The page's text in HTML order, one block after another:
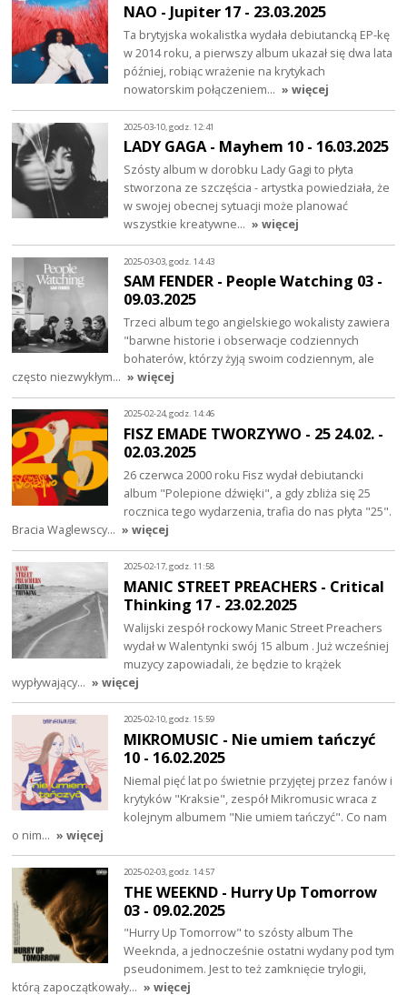
NAO - Jupiter 17 - 23.03.2025
Ta brytyjska wokalistka wydała debiutancką EP-kę
w 2014 roku, a pierwszy album ukazał się dwa lata
później, robiąc wrażenie na krytykach
nowatorskim połączeniem… » więcej
2025-03-10, godz. 12:41
LADY GAGA - Mayhem 10 - 16.03.2025
Szósty album w dorobku Lady Gagi to płyta
stworzona ze szczęścia - artystka powiedziała, że
w swojej obecnej sytuacji może planować
wszystkie kreatywne… » więcej
2025-03-03, godz. 14:43
SAM FENDER - People Watching 03 -
09.03.2025
Trzeci album tego angielskiego wokalisty zawiera
"barwne historie i obserwacje codziennych
bohaterów, którzy żyją swoim codziennym, ale
często niezwykłym… » więcej
2025-02-24, godz. 14:46
FISZ EMADE TWORZYWO - 25 24.02. -
02.03.2025
26 czerwca 2000 roku Fisz wydał debiutancki
album "Polepione dźwięki", a gdy zbliża się 25
rocznica tego wydarzenia, trafia do nas płyta "25".
Bracia Waglewscy… » więcej
2025-02-17, godz. 11:58
MANIC STREET PREACHERS - Critical
Thinking 17 - 23.02.2025
Walijski zespół rockowy Manic Street Preachers
wydał w Walentynki swój 15 album . Już wcześniej
muzycy zapowiadali, że będzie to krążek
wypływający… » więcej
2025-02-10, godz. 15:59
MIKROMUSIC - Nie umiem tańczyć
10 - 16.02.2025
Niemal pięć lat po świetnie przyjętej przez fanów i
krytyków "Kraksie", zespół Mikromusic wraca z
kolejnym albumem "Nie umiem tańczyć". Co nam
o nim… » więcej
2025-02-03, godz. 14:57
THE WEEKND - Hurry Up Tomorrow
03 - 09.02.2025
"Hurry Up Tomorrow" to szósty album The
Weeknda, a jednocześnie ostatni wydany pod tym
pseudonimem. Jest to też zamknięcie trylogii,
którą zapoczątkowały… » więcej